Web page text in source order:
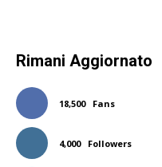
Rimani Aggiornato
18,500 Fans
4,000 Followers